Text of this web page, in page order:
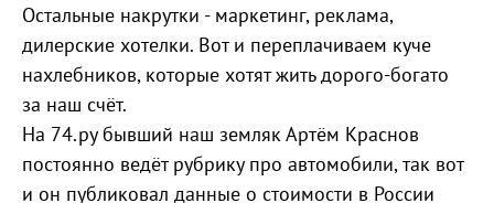
Остальные накрутки - маркетинг, реклама,
дилерские хотелки. Вот и переплачиваем куче
нахлебников, которые хотят жить дорого-богато
за наш счёт.
На 74.ру бывший наш земляк Артём Краснов
постоянно ведёт рубрику про автомобили, так вот
и он публиковал данные о стоимости в России